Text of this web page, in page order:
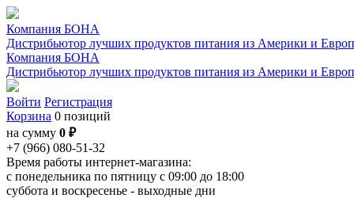
Компания БОНА
Дистрибьютор лучших продуктов питания из Америки и
Компания БОНА
Дистрибьютор лучших продуктов питания из Америки и
Войти Регистрация
Корзина 0 позиций
на сумму 0 ₽
+7 (966) 080-51-32
Время работы интернет-магазина:
с понедельника по пятницу с 09:00 до 18:00
суббота и воскресенье - выходные дни